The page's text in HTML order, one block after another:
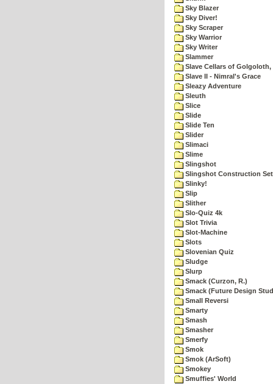
Sky Blazer
Sky Diver!
Sky Scraper
Sky Warrior
Sky Writer
Slammer
Slave Cellars of Golgoloth,
Slave II - Nimral's Grace
Sleazy Adventure
Sleuth
Slice
Slide
Slide Ten
Slider
Slimaci
Slime
Slingshot
Slingshot Construction Set
Slinky!
Slip
Slither
Slo-Quiz 4k
Slot Trivia
Slot-Machine
Slots
Slovenian Quiz
Sludge
Slurp
Smack (Curzon, R.)
Smack (Future Design
Small Reversi
Smarty
Smash
Smasher
Smerfy
Smok
Smok (ArSoft)
Smokey
Smuffies' World